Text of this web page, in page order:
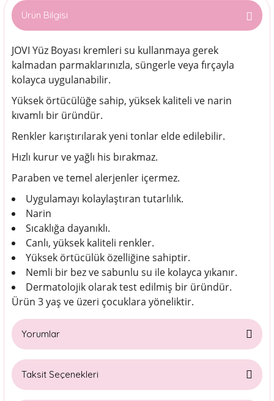
Ürün Bilgisi
JOVI Yüz Boyası kremleri su kullanmaya gerek
kalmadan parmaklarınızla, süngerle veya fırçayla
kolayca uygulanabilir.
Yüksek örtücülüğe sahip, yüksek kaliteli ve narin
kıvamlı bir üründür.
Renkler karıştırılarak yeni tonlar elde edilebilir.
Hızlı kurur ve yağlı his bırakmaz.
Paraben ve temel alerjenler içermez.
Uygulamayı kolaylaştıran tutarlılık.
Narin
Sıcaklığa dayanıklı.
Canlı, yüksek kaliteli renkler.
Yüksek örtücülük özelliğine sahiptir.
Nemli bir bez ve sabunlu su ile kolayca yıkanır.
Dermatolojik olarak test edilmiş bir üründür.
Ürün 3 yaş ve üzeri çocuklara yöneliktir.
Yorumlar
Taksit Seçenekleri